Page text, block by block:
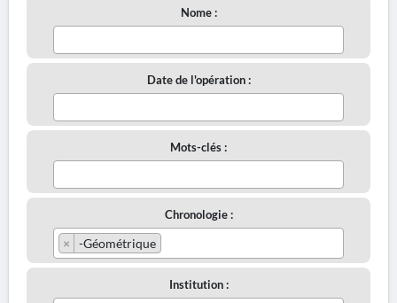
Nome :
Date de l'opération :
Mots-clés :
Chronologie :
× -Géométrique
Institution :